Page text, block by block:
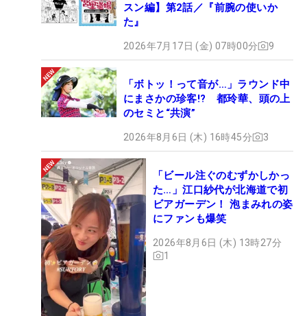
スン編】第2話／『前腕の使いか
た』
2026年7月17日 (金) 07時00分 9
「ボトッ！って音が…」ラウンド中
にまさかの珍客!? 都玲華、頭の上
のセミと“共演”
2026年8月6日 (木) 16時45分 3
「ビール注ぐのむずかしかっ
た…」江口紗代が北海道で初
ビアガーデン！ 泡まみれの姿
にファンも爆笑
2026年8月6日 (木) 13時27分
1